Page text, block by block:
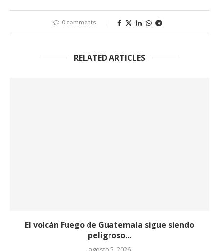
0 comments
RELATED ARTICLES
El volcán Fuego de Guatemala sigue siendo
peligroso...
agosto 5, 2026